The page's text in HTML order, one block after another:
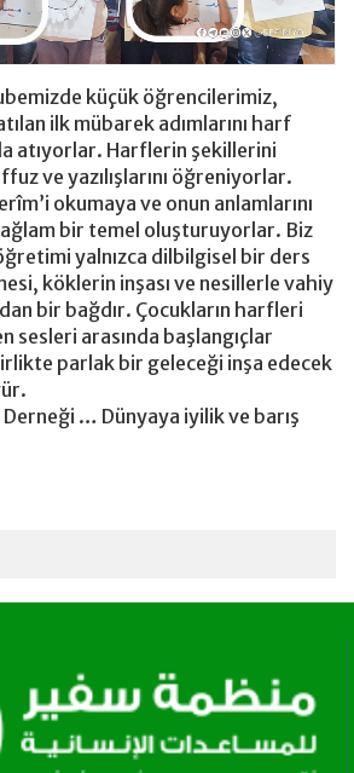
küçük öğrencilerimiz,
ilk mübarek adımlarını harf
atıyorlar. Harflerin şekillerini
ve yazılışlarını öğreniyorlar.
okumaya ve onun anlamlarını
bir temel oluşturuyorlar. Biz
yalnızca dilbilgisel bir ders
köklerin inşası ve nesillerle vahiy
bir bağdır. Çocukların harfleri
sesleri arasında başlangıçlar
parlak bir geleceği inşa edecek
Derneği … Dünyaya iyilik ve barış